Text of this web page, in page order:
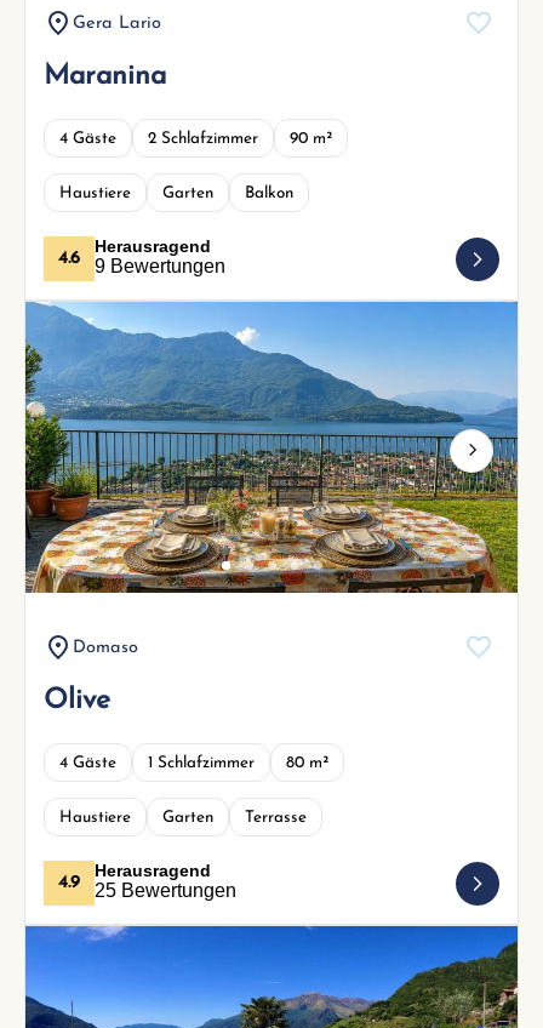
Gera Lario
Maranina
4 Gäste 2 Schlafzimmer 90 m²
Haustiere Garten Balkon
4.6
Herausragend
9 Bewertungen
Next
Domaso
Olive
4 Gäste 1 Schlafzimmer 80 m²
Haustiere Garten Terrasse
4.9
Herausragend
25 Bewertungen